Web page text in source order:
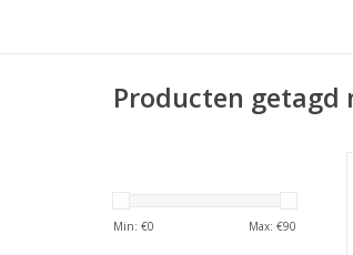
Producten
Min: €0 Max: €90